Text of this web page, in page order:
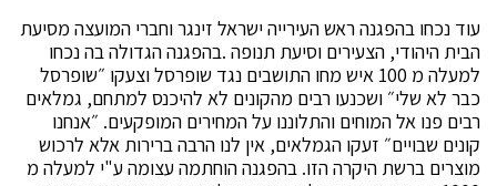
עוד נכחו בהפגנה ראש העירייה ישראל זינגר וחברי המועצה מסיעת
הבית היהודי, הצעירים וסיעת תנופה .בהפגנה הגדולה בה נכחו
למעלה מ 100 איש מחו התושבים נגד שופרסל וצעקו ״שופרסל
כבר לא שלי״ ושכנעו רבים מהקונים לא להיכנס למתחם, גמלאים
רבים פנו אל המוחים והתלוננו על המחירים המופקעים. ״אנחנו
קונים שבויים״ זעקו הגמלאים, אין לנו הרבה ברירות אלא לרכוש
מוצרים ברשת היקרה הזו. בהפגנה הוחתמה עצומה ע"י למעלה מ